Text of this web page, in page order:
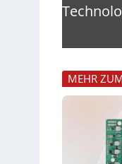
MEHR